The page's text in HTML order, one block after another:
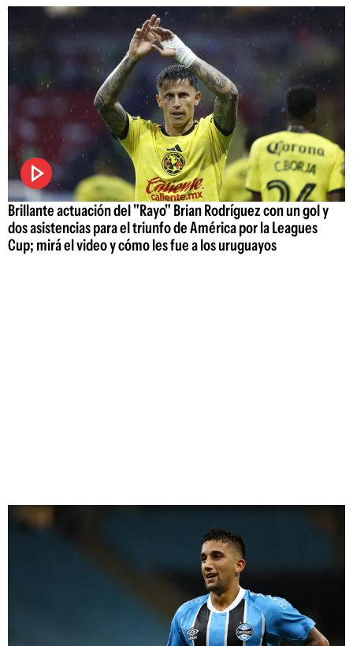
Brillante actuación del "Rayo" Brian Rodríguez con un gol y
dos asistencias para el triunfo de América por la Leagues
Cup; mirá el video y cómo les fue a los uruguayos